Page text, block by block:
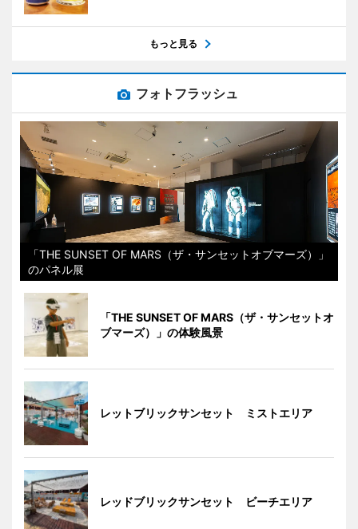
もっと見る
フォトフラッシュ
「THE SUNSET OF MARS（ザ・サンセットオブマーズ）」
のパネル展
「THE SUNSET OF MARS（ザ・サンセットオ
ブマーズ）」の体験風景
レットブリックサンセット ミストエリア
レッドブリックサンセット ビーチエリア